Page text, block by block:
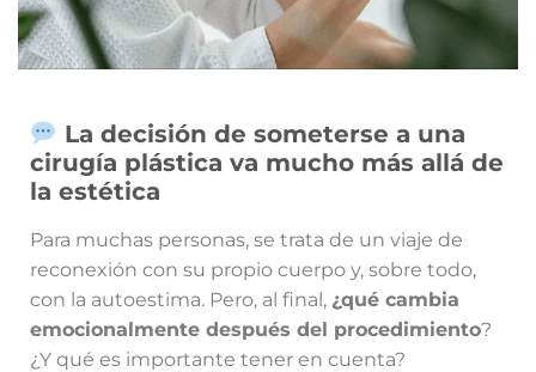
La decisión de someterse a una
cirugía plástica va mucho más allá de
la estética
Para muchas personas, se trata de un viaje de
reconexión con su propio cuerpo y, sobre todo,
con la autoestima. Pero, al final, ¿qué cambia
emocionalmente después del procedimiento?
¿Y qué es importante tener en cuenta?